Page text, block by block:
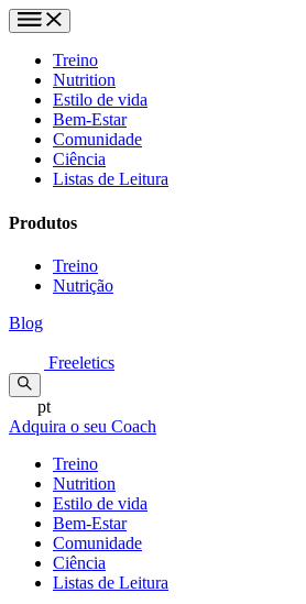
Treino
Nutrition
Estilo de vida
Bem-Estar
Comunidade
Ciência
Listas de Leitura
Produtos
Treino
Nutrição
Blog
Freeletics
pt
Adquira o seu Coach
Treino
Nutrition
Estilo de vida
Bem-Estar
Comunidade
Ciência
Listas de Leitura